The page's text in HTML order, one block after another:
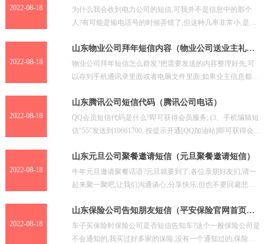
2022-08-18
为什么我会收到电力公司的短信,可我并不是信息中的那个
人?有可能是输电话号的时候弄错了,但这种几率非常小,是骗
2022-08-18
山东物业公司拜年短信内容（物业公司送业主礼
物业公司拜年短信怎么群发?把需要发送的内容整理好先,可
以存到手机通讯录里面或者电脑文件里面;如果业主信息都存
2022-08-18
山东腾讯公司短信代码（腾讯公司电话）
QQ会员短信代码是什么?即可获得会员服务; (3、手机编辑短
信“55”发送到10661700, 按提示开通[QQ加油站]即可获得会员
2022-08-18
山东元旦公司聚餐邀请短信（元旦聚餐邀请短信）
牛年元旦邀请聚餐话语?元旦就要到了,各位亲朋好友们,请一
起来聚一聚吧,让我们沟通谈心,分享快乐,但也不要回避悲伤
2022-08-18
山东保险公司告知朋友短信（平安保险官网首页官
车子买保险时保险公司是否短信告知车?这个一般保险公司是
不会通知的,我买过好多家的保险,没有一个通知过的,保险公